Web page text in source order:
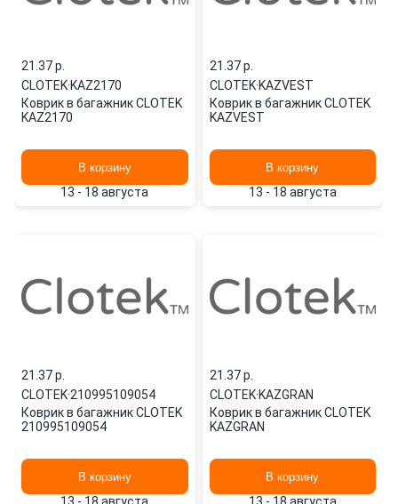
21.37 p.
CLOTEK·KAZ2170
Коврик в багажник CLOTEK
KAZ2170
В корзину
13 - 18 августа
21.37 p.
CLOTEK·KAZVEST
Коврик в багажник CLOTEK
KAZVEST
В корзину
13 - 18 августа
21.37 p.
CLOTEK·210995109054
Коврик в багажник CLOTEK
210995109054
В корзину
21.37 p.
CLOTEK·KAZGRAN
Коврик в багажник CLOTEK
KAZGRAN
В корзину